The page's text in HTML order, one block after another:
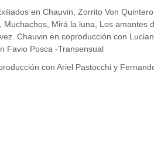
en Chauvin, Zorrito Von Quintero
Mirá la luna, Los amantes
Chauvin en coproducción con
Favio Posca -Transensual
con Ariel Pastocchi y